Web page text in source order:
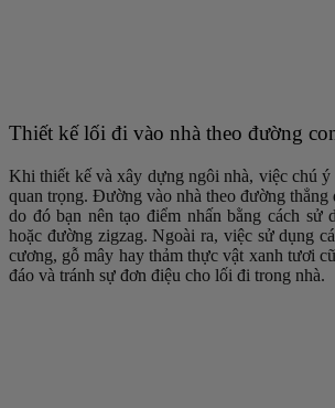
Thiết kế lối đi vào nhà theo đường
Khi thiết kế và xây dựng ngôi nhà, việc chú ý
quan trọng. Đường vào nhà theo đường thẳng
do đó bạn nên tạo điểm nhấn bằng cách sử
hoặc đường zigzag. Ngoài ra, việc sử dụng
cương, gỗ mây hay thảm thực vật xanh tươi
đáo và tránh sự đơn điệu cho lối đi trong nhà.